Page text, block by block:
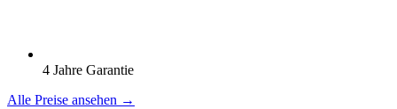
4 Jahre Garantie
Alle Preise ansehen →